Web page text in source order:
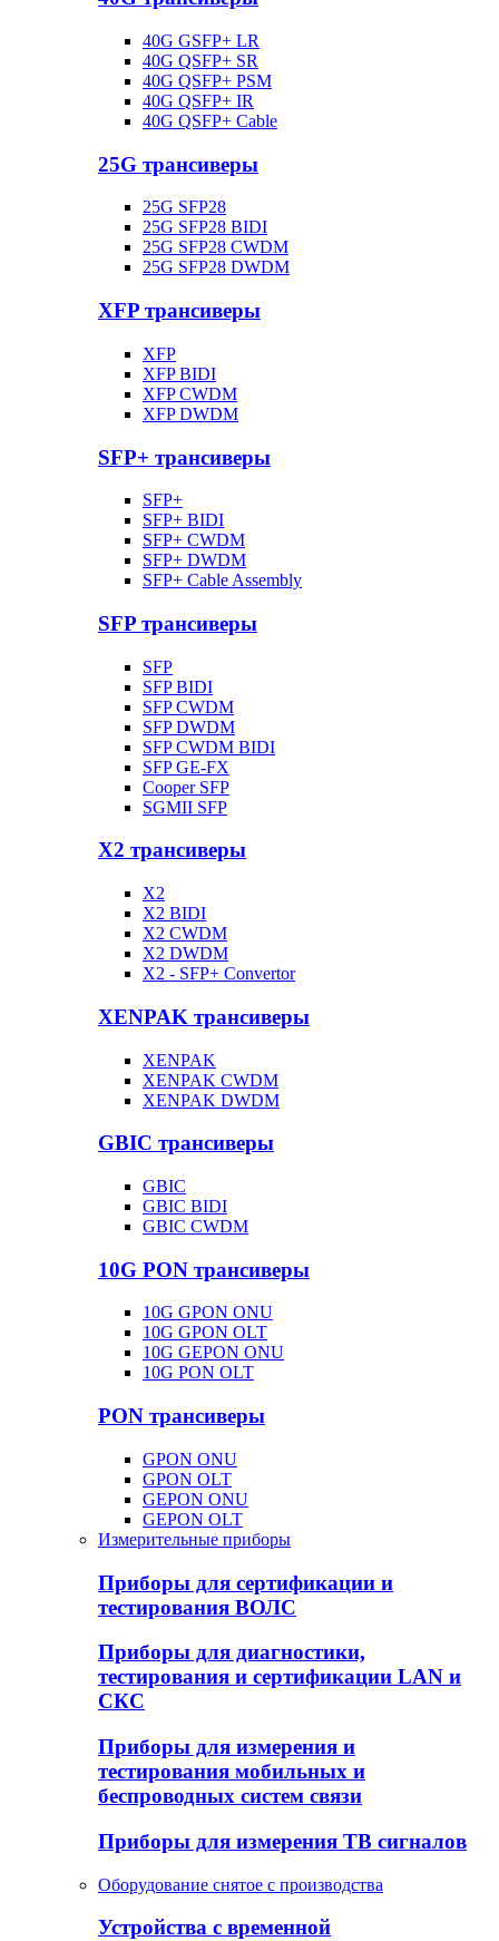
40G GSFP+ LR
40G QSFP+ SR
40G QSFP+ PSM
40G QSFP+ IR
40G QSFP+ Cable
25G трансиверы
25G SFP28
25G SFP28 BIDI
25G SFP28 CWDM
25G SFP28 DWDM
XFP трансиверы
XFP
XFP BIDI
XFP CWDM
XFP DWDM
SFP+ трансиверы
SFP+
SFP+ BIDI
SFP+ CWDM
SFP+ DWDM
SFP+ Cable Assembly
SFP трансиверы
SFP
SFP BIDI
SFP CWDM
SFP DWDM
SFP CWDM BIDI
SFP GE-FX
Cooper SFP
SGMII SFP
X2 трансиверы
X2
X2 BIDI
X2 CWDM
X2 DWDM
X2 - SFP+ Convertor
XENPAK трансиверы
XENPAK
XENPAK CWDM
XENPAK DWDM
GBIC трансиверы
GBIC
GBIC BIDI
GBIC CWDM
10G PON трансиверы
10G GPON ONU
10G GPON OLT
10G GEPON ONU
10G PON OLT
PON трансиверы
GPON ONU
GPON OLT
GEPON ONU
GEPON OLT
Измерительные приборы
Приборы для сертификации и
тестирования ВОЛС
Приборы для диагностики,
тестирования и сертификации LAN и
СКС
Приборы для измерения и
тестирования мобильных и
беспроводных систем связи
Приборы для измерения ТВ сигналов
Оборудование снятое с производства
Устройства с временной